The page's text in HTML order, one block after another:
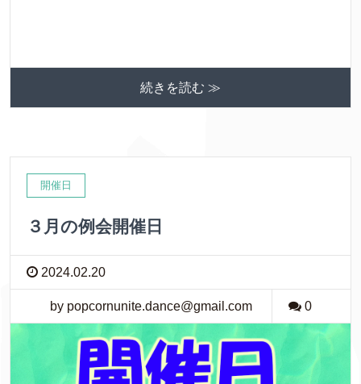
続きを読む ≫
開催日
３月の例会開催日
2024.02.20
by popcornunite.dance@gmail.com 0